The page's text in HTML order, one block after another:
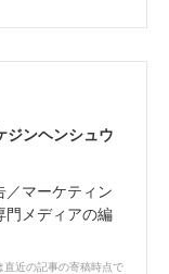
ンヘンシュウ
マーケティン
門メディアの編
近の記事の寄稿時点で